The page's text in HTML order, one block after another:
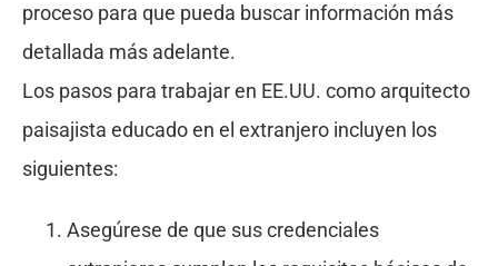
proceso para que pueda buscar información más
detallada más adelante.
Los pasos para trabajar en EE.UU. como arquitecto
paisajista educado en el extranjero incluyen los
siguientes:
Asegúrese de que sus credenciales